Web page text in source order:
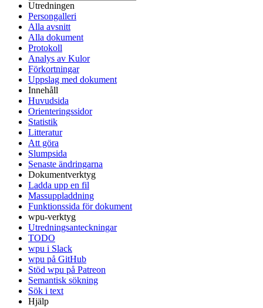
Utredningen
Persongalleri
Alla avsnitt
Alla dokument
Protokoll
Analys av Kulor
Förkortningar
Uppslag med dokument
Innehåll
Huvudsida
Orienteringssidor
Statistik
Litteratur
Att göra
Slumpsida
Senaste ändringarna
Dokumentverktyg
Ladda upp en fil
Massuppladdning
Funktionssida för dokument
wpu-verktyg
Utredningsanteckningar
TODO
wpu i Slack
wpu på GitHub
Stöd wpu på Patreon
Semantisk sökning
Sök i text
Hjälp